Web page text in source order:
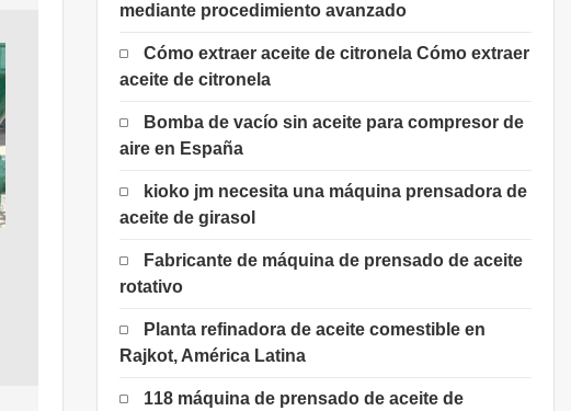
mediante procedimiento avanzado
Cómo extraer aceite de citronela Cómo extraer
aceite de citronela
Bomba de vacío sin aceite para compresor de
aire en España
kioko jm necesita una máquina prensadora de
aceite de girasol
Fabricante de máquina de prensado de aceite
rotativo
Planta refinadora de aceite comestible en
Rajkot, América Latina
118 máquina de prensado de aceite de